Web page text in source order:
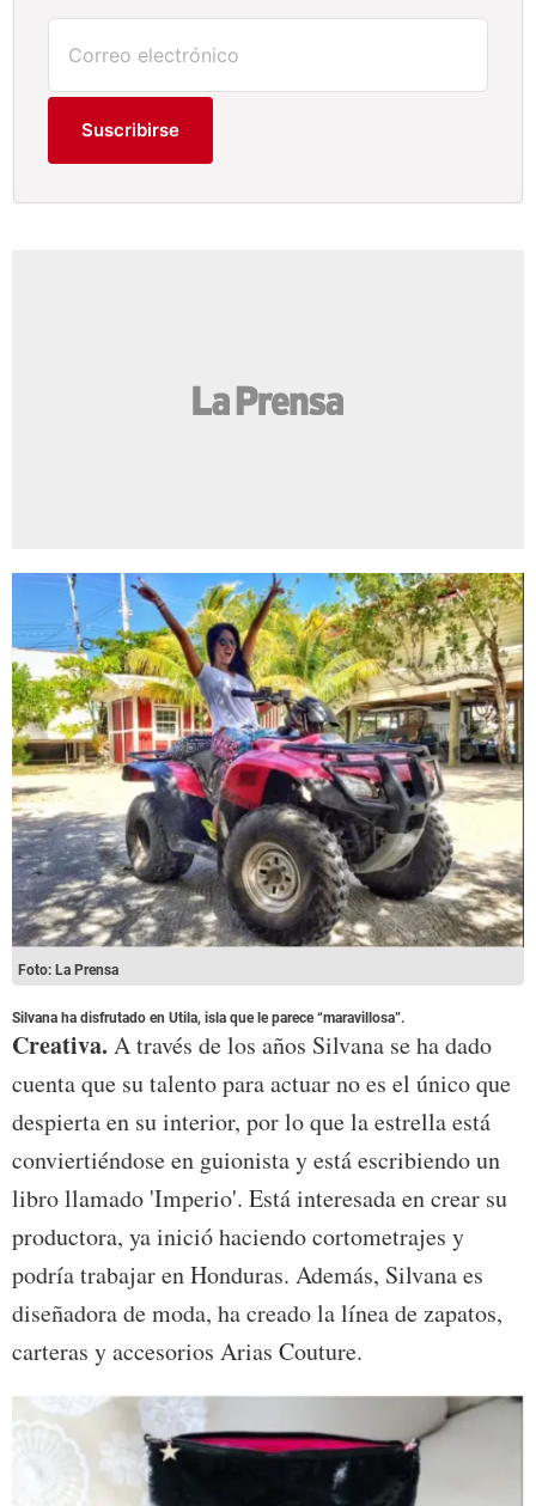
Suscribirse
Foto: La Prensa
Silvana ha disfrutado en Utila, isla que le parece “maravillosa”.
Creativa. A través de los años Silvana se ha dado
cuenta que su talento para actuar no es el único que
despierta en su interior, por lo que la estrella está
conviertiéndose en guionista y está escribiendo un
libro llamado 'Imperio'. Está interesada en crear su
productora, ya inició haciendo cortometrajes y
podría trabajar en Honduras. Además, Silvana es
diseñadora de moda, ha creado la línea de zapatos,
carteras y accesorios Arias Couture.